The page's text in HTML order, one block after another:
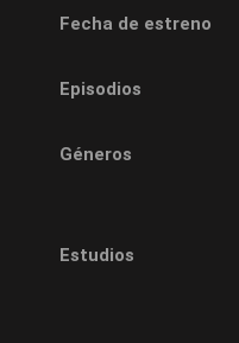
Fecha de estreno
Episodios
Géneros
Estudios